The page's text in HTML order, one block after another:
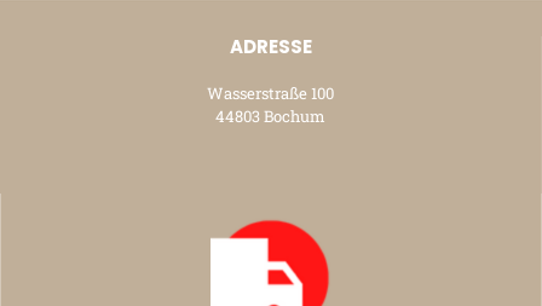
ADRESSE
Wasserstraße 100
44803 Bochum